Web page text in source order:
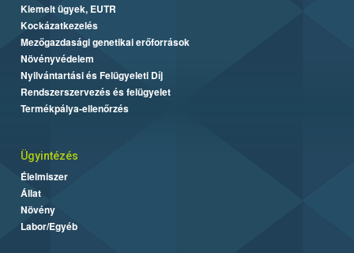
Kiemelt ügyek, EUTR
Kockázatkezelés
Mezőgazdasági genetikai erőforrások
Növényvédelem
Nyilvántartási és Felügyeleti Díj
Rendszerszervezés és felügyelet
Termékpálya-ellenőrzés
Ügyintézés
Élelmiszer
Állat
Növény
Labor/Egyéb